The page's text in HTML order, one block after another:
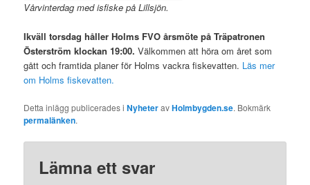
Vårvinterdag med isfiske på Lillsjön.
Ikväll torsdag håller Holms FVO årsmöte på Träpatronen
Österström klockan 19:00. Välkommen att höra om året som
gått och framtida planer för Holms vackra fiskevatten. Läs mer
om Holms fiskevatten.
Detta inlägg publicerades iNyheteravHolmbygden.se. Bokmärk
permalänken.
Lämna ett svar